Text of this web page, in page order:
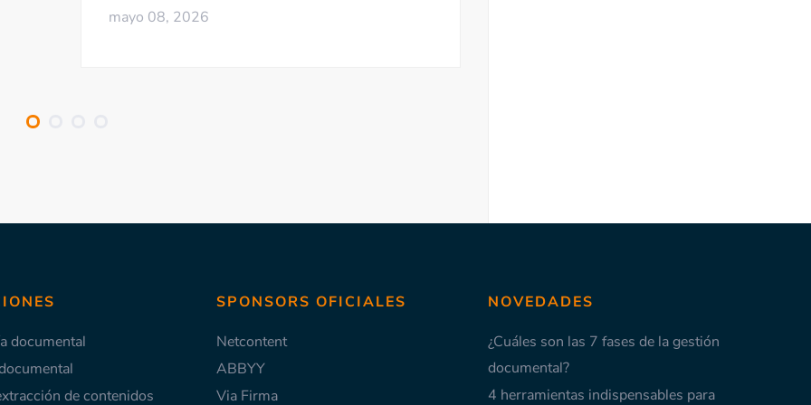
mayo 08, 2026
documental
de contenidos
SPONSORS OFICIALES
Netcontent
ABBYY
Via Firma
NOVEDADES
¿Cuáles son las 7 fases de la gestión
documental?
4 herramientas indispensables para